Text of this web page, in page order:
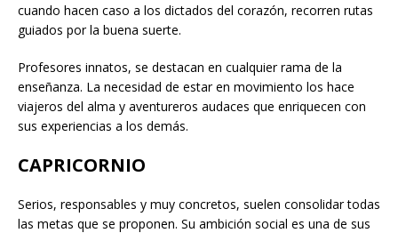
cuando hacen caso a los dictados del corazón, recorren rutas
guiados por la buena suerte.
Profesores innatos, se destacan en cualquier rama de la
enseñanza. La necesidad de estar en movimiento los hace
viajeros del alma y aventureros audaces que enriquecen con
sus experiencias a los demás.
CAPRICORNIO
Serios, responsables y muy concretos, suelen consolidar todas
las metas que se proponen. Su ambición social es una de sus